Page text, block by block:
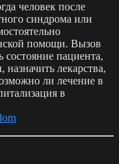
человек после
синдрома или
помощи. Вызов
состояние пациента,
лекарства,
ли лечение в
в